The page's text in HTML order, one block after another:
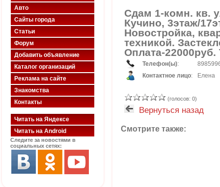
Авто
Сайты города
Статьи
Форум
Добавить объявление
Каталог организаций
Реклама на сайте
Знакомства
Контакты
Читать на Яндексе
Читать на Android
Следите за новостями в
социальных сетях:
Сдам 1-комн. кв.
Кучино, 3этаж/
Новостройка,
техникой.
Оплата-22000руб.
Телефон(ы):
Контактное лицо: Елена
(голосов: 0)
Вернуться назад
Смотрите также: